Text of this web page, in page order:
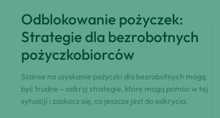
ujawnione:
Maksymalizacja
ofert
kredytowych
Odblokowanie pożyczek:
Strategie dla bezrobotnych
pożyczkobiorców
Szanse na uzyskanie pożyczki dla bezrobotnych mogą
być trudne – odkryj strategie, które mogą pomóc w tej
sytuacji i zaskocz się, co jeszcze jest do odkrycia.